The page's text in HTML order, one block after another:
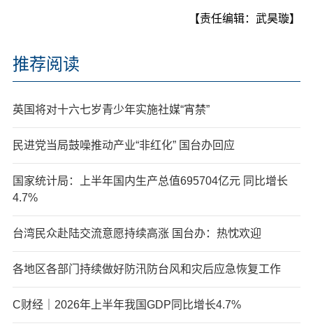
【责任编辑：武昊璇】
推荐阅读
英国将对十六七岁青少年实施社媒“宵禁”
民进党当局鼓噪推动产业“非红化” 国台办回应
国家统计局：上半年国内生产总值695704亿元 同比增长
4.7%
台湾民众赴陆交流意愿持续高涨 国台办：热忱欢迎
各地区各部门持续做好防汛防台风和灾后应急恢复工作
C财经｜2026年上半年我国GDP同比增长4.7%